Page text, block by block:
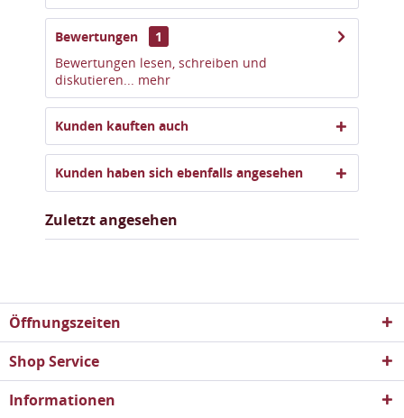
Bewertungen
1
Bewertungen lesen, schreiben und
diskutieren... mehr
Kunden kauften auch
Kunden haben sich ebenfalls angesehen
Zuletzt angesehen
Öffnungszeiten
Shop Service
Informationen